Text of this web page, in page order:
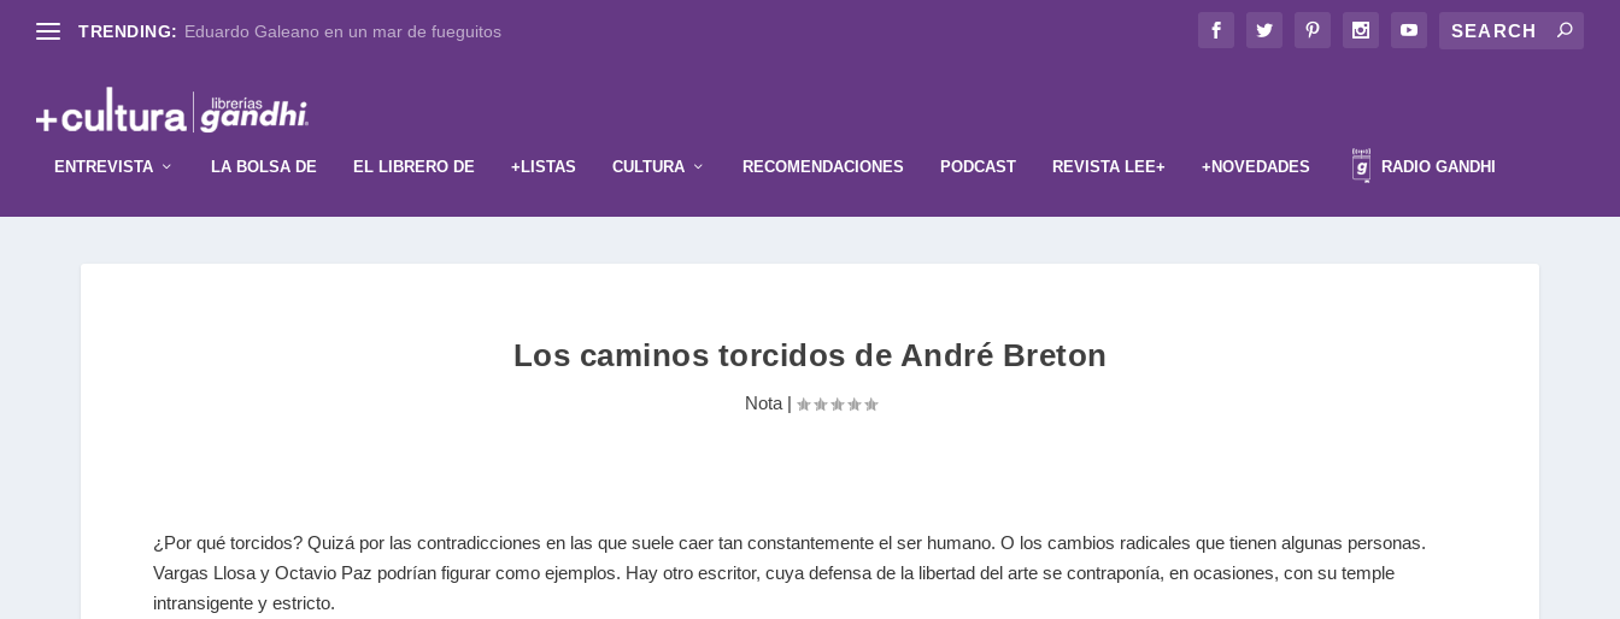
TRENDING: Eduardo Galeano en un mar de fueguitos
ENTREVISTA LA BOLSA DE EL LIBRERO DE +LISTAS CULTURA RECOMENDACIONES PODCAST REVISTA LEE+ +NOVEDADES RADIO GANDHI
Los caminos torcidos de André Breton
Nota|
¿Por qué torcidos? Quizá por las contradicciones en las que suele caer tan constantemente el ser humano. O los cambios radicales que tienen algunas personas.
Vargas Llosa y Octavio Paz podrían figurar como ejemplos. Hay otro escritor, cuya defensa de la libertad del arte se contraponía, en ocasiones, con su temple
intransigente y estricto.